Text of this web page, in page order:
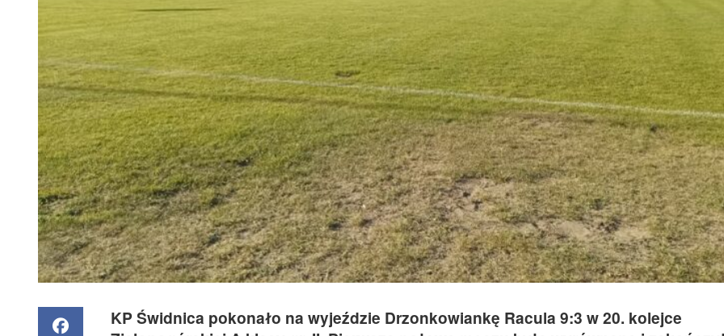
KP Świdnica pokonało na wyjeździe Drzonkowiankę Racula 9:3 w 20. kolejce